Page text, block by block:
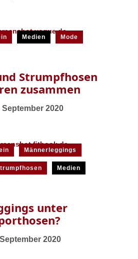
Medien Mode
Strumpfhosen
zusammen
September 2020
Männerleggings
Medien
unter
2020